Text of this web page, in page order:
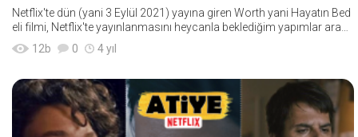
Netflix'te dün (yani 3 Eylül 2021) yayına giren Worth yani Hayatın Bed
eli filmi, Netflix'te yayınlanmasını heycanla beklediğim yapımlar arası
ndaydı. Yayınlan
12b 0 4 yıl